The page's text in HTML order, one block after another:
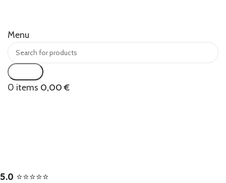
Menu
0 items 0,00€
5.0 ⭐⭐⭐⭐⭐